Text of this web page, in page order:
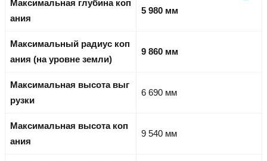
Максимальная глубина коп
ания
5 980 мм
Максимальный радиус коп
ания (на уровне земли)
9 860 мм
Максимальная высота выг
рузки
6 690 мм
Максимальная высота коп
ания
9 540 мм